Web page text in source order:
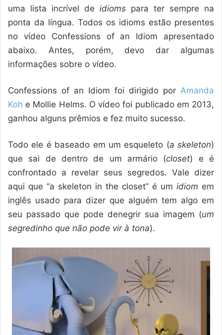
uma lista incrível de idioms para ter sempre na
ponta da língua. Todos os idioms estão presentes
no vídeo Confessions of an Idiom apresentado
abaixo. Antes, porém, devo dar algumas
informações sobre o vídeo.
Confessions of an Idiom foi dirigido por Amanda
Koh e Mollie Helms. O vídeo foi publicado em 2013,
ganhou alguns prêmios e fez muito sucesso.
Todo ele é baseado em um esqueleto (a skeleton)
que sai de dentro de um armário (closet) e é
confrontado a revelar seus segredos. Vale dizer
aqui que “a skeleton in the closet” é um idiom em
inglês usado para dizer que alguém tem algo em
seu passado que pode denegrir sua imagem (um
segredinho que não pode vir à tona).